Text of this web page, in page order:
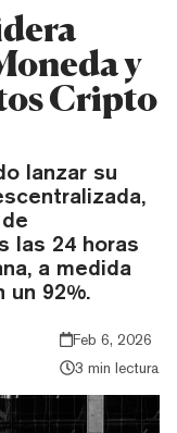
y
Cripto
lanzar su
las 24 horas
a medida
un 92%.
Feb 6, 2026
3 min lectura